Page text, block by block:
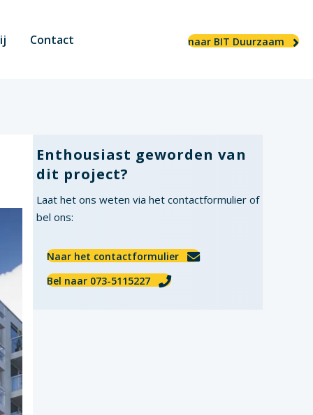
Contact naar BIT Duurzaam
Enthousiast geworden van
dit project?
Laat het ons weten via het contactformulier of
bel ons:
Naar het contactformulier
Bel naar 073-5115227